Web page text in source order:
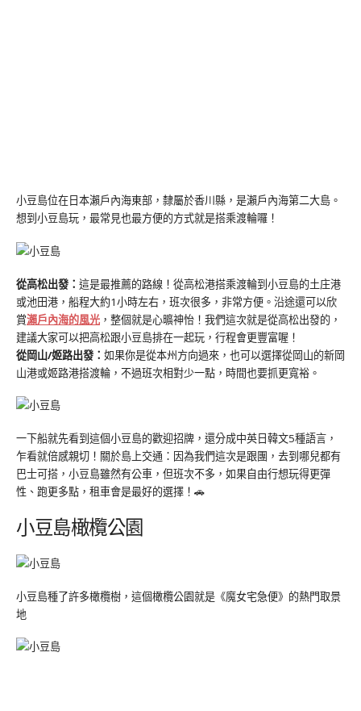
小豆島位在日本瀨戶內海東部，隸屬於香川縣，是瀨戶內海第二大島。
想到小豆島玩，最常見也最方便的方式就是搭乘渡輪囉！
從高松出發： 這是最推薦的路線！從高松港搭乘渡輪到小豆島的土庄港
或池田港，船程大約1小時左右，班次很多，非常方便。沿途還可以欣
賞瀨戶內海的風光 ，整個就是心曠神怡！我們這次就是從高松出發的，
建議大家可以把高松跟小豆島排在一起玩，行程會更豐富喔！
從岡山/姬路出發： 如果你是從本州方向過來，也可以選擇從岡山的新岡
山港或姬路港搭渡輪，不過班次相對少一點，時間也要抓更寬裕。
一下船就先看到這個小豆島的歡迎招牌，還分成中英日韓文5種語言，
乍看就倍感親切！關於島上交通：因為我們這次是跟團，去到哪兒都有
巴士可搭，小豆島雖然有公車，但班次不多，如果自由行想玩得更彈
性、跑更多點，租車會是最好的選擇！🚗
小豆島橄欖公園
小豆島種了許多橄欖樹，這個橄欖公園就是《魔女宅急便》的熱門取景
地